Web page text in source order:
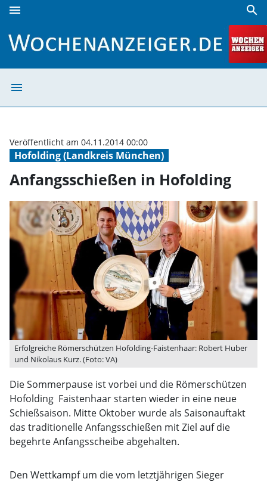
menu search
menu
Hofolding (Landkreis München)
Veröffentlicht am 04.11.2014 00:00
Anfangsschießen in Hofolding
Erfolgreiche Römerschützen Hofolding-Faistenhaar: Robert Huber
und Nikolaus Kurz. (Foto: VA)
Die Sommerpause ist vorbei und die Römerschützen
Hofolding  Faistenhaar starten wieder in eine neue
Schießsaison. Mitte Oktober wurde als Saisonauftakt
das traditionelle Anfangsschießen mit Ziel auf die
begehrte Anfangsscheibe abgehalten.
Den Wettkampf um die vom letztjährigen Sieger